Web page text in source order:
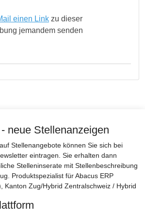
einen Link zu dieser
jemandem senden
neue Stellenanzeigen
Stellenangebote können Sie sich bei
eintragen. Sie erhalten dann
Stelleninserate mit Stellenbeschreibung
Produktspezialist für Abacus ERP
Kanton Zug/Hybrid Zentralschweiz / Hybrid